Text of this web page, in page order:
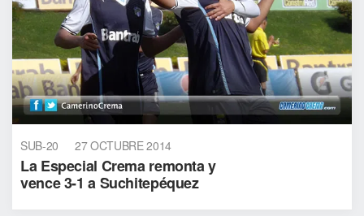
SUB-20 27 OCTUBRE 2014
La Especial Crema remonta y
vence 3-1 a Suchitepéquez